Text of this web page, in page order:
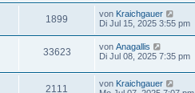
1899 von Kraichgauer
Di Jul 15, 2025 3:55 pm
33623 von Anagallis
Di Jul 08, 2025 7:35 pm
2111 von Kraichgauer